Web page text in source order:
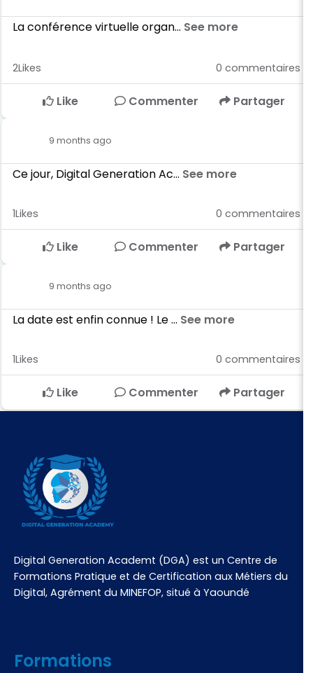
La conférence virtuelle organ... See more
2Likes 0 commentaires
Like Commenter Partager
9 months ago
Ce jour, Digital Generation Ac... See more
1Likes 0 commentaires
Like Commenter Partager
9 months ago
La date est enfin connue ! Le ... See more
1Likes 0 commentaires
Like Commenter Partager
Digital Generation Academt (DGA) est un Centre de
Formations Pratique et de Certification aux Métiers du
Digital, Agrément du MINEFOP, situé à Yaoundé
Formations